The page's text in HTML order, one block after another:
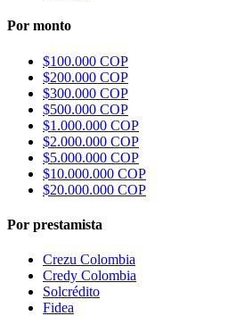
Por monto
$100.000 COP
$200.000 COP
$300.000 COP
$500.000 COP
$1.000.000 COP
$2.000.000 COP
$5.000.000 COP
$10.000.000 COP
$20.000.000 COP
Por prestamista
Crezu Colombia
Credy Colombia
Solcrédito
Fidea